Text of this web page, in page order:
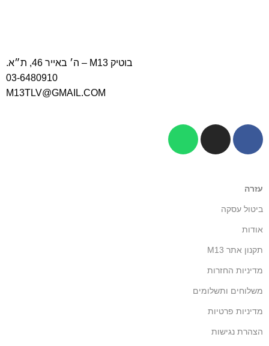
בוטיק M13 – ה׳ באייר 46, ת״א.
03-6480910
עזרה
ביטול עסקה
אודות
תקנון אתר M13
מדיניות החזרות
משלוחים ותשלומים
מדיניות פרטיות
הצהרת נגישות